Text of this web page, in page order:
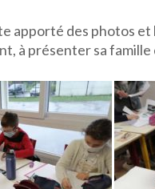
apporté des photos
à présenter sa